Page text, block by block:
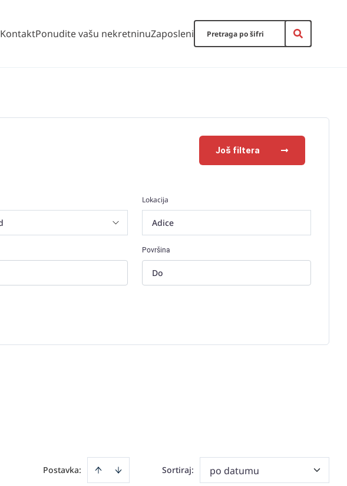
KontaktPonudite vašu nekretninuZaposleni
Još filtera
Lokacija
Adice
Površina
Postavka: Sortiraj: po datumu